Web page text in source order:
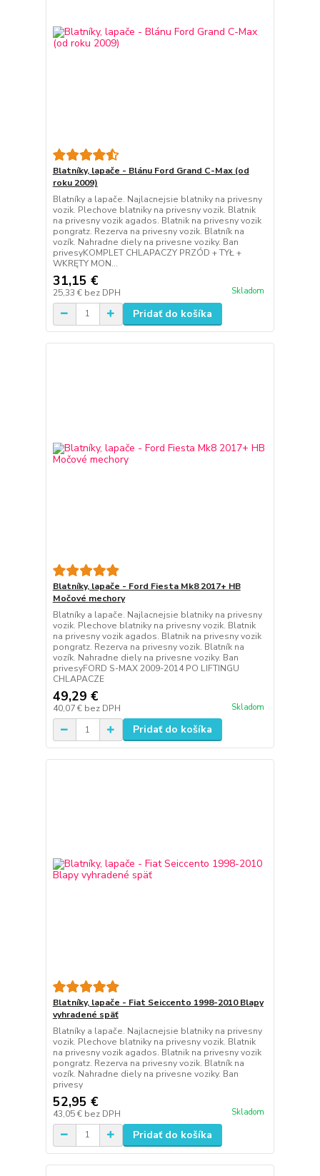
Blatníky, lapače - Blánu Ford Grand C-Max (od
roku 2009)
Blatníky a lapače. Najlacnejsie blatniky na privesny
vozik. Plechove blatniky na privesny vozik. Blatnik
na privesny vozik agados. Blatnik na privesny vozik
pongratz. Rezerva na privesny vozik. Blatník na
vozík. Nahradne diely na privesne voziky. Ban
privesyKOMPLET CHLAPACZY PRZÓD + TYŁ +
WKRĘTY MON...
31,15 €
25,33 € bez DPH Skladom
Pridať do košíka
Blatníky, lapače - Ford Fiesta Mk8 2017+ HB
Močové mechory
Blatníky a lapače. Najlacnejsie blatniky na privesny
vozik. Plechove blatniky na privesny vozik. Blatnik
na privesny vozik agados. Blatnik na privesny vozik
pongratz. Rezerva na privesny vozik. Blatník na
vozík. Nahradne diely na privesne voziky. Ban
privesyFORD S-MAX 2009-2014 PO LIFTINGU
CHLAPACZE
49,29 €
40,07 € bez DPH Skladom
Pridať do košíka
Blatníky, lapače - Fiat Seiccento 1998-2010 Blapy
vyhradené späť
Blatníky a lapače. Najlacnejsie blatniky na privesny
vozik. Plechove blatniky na privesny vozik. Blatnik
na privesny vozik agados. Blatnik na privesny vozik
pongratz. Rezerva na privesny vozik. Blatník na
vozík. Nahradne diely na privesne voziky. Ban
privesy
52,95 €
43,05 € bez DPH Skladom
Pridať do košíka